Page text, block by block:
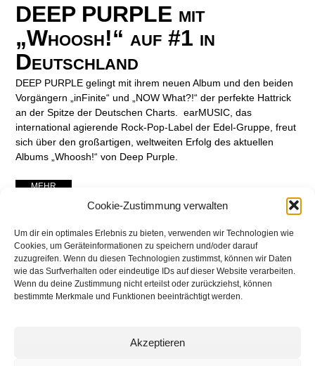
Cookie-Zustimmung verwalten
Um dir ein optimales Erlebnis zu bieten, verwenden wir Technologien wie
Cookies, um Geräteinformationen zu speichern und/oder darauf
zuzugreifen. Wenn du diesen Technologien zustimmst, können wir Daten
wie das Surfverhalten oder eindeutige IDs auf dieser Website verarbeiten.
Wenn du deine Zustimmung nicht erteilst oder zurückziehst, können
bestimmte Merkmale und Funktionen beeinträchtigt werden.
Akzeptieren
DEEP PURPLE mit
„Whoosh!“ auf #1 in
Deutschland
DEEP PURPLE gelingt mit ihrem neuen Album und den beiden
Vorgängern „inFinite“ und „NOW What?!“ der perfekte Hattrick
an der Spitze der Deutschen Charts. earMUSIC, das
international agierende Rock-Pop-Label der Edel-Gruppe, freut
sich über den großartigen, weltweiten Erfolg des aktuellen
Albums „Whoosh!“ von Deep Purple.
... MEHR ...
networking Media | Artist